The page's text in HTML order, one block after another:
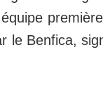
le Benfica,